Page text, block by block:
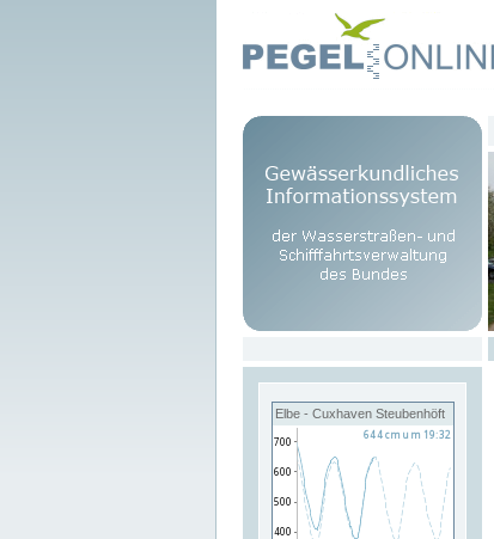
Elbe - Cuxhaven Steubenhöft